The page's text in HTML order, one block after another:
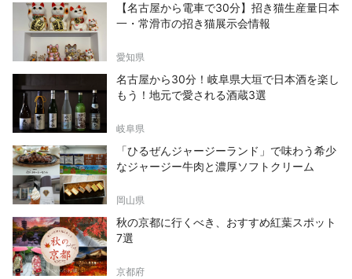
【名古屋から電車で30分】招き猫生産量日本
一・常滑市の招き猫展示会情報
愛知県
名古屋から30分！岐阜県大垣で日本酒を楽し
もう！地元で愛される酒蔵3選
岐阜県
「ひるぜんジャージーランド」で味わう希少
なジャージー牛肉と濃厚ソフトクリーム
岡山県
秋の京都に行くべき、おすすめ紅葉スポット
7選
京都府